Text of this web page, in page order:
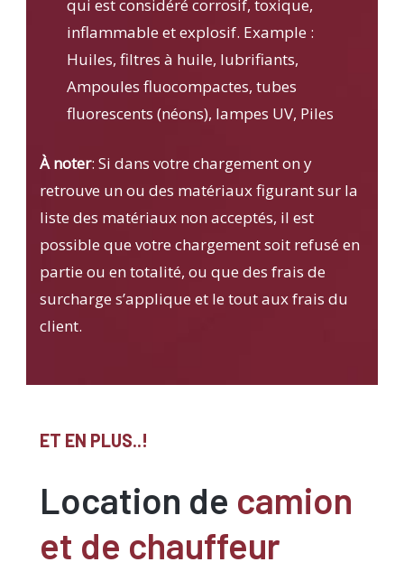
qui est considéré corrosif, toxique,
inflammable et explosif. Example :
Huiles, filtres à huile, lubrifiants,
Ampoules fluocompactes, tubes
fluorescents (néons), lampes UV, Piles
À noter: Si dans votre chargement on y
retrouve un ou des matériaux figurant sur la
liste des matériaux non acceptés, il est
possible que votre chargement soit refusé en
partie ou en totalité, ou que des frais de
surcharge s’applique et le tout aux frais du
client.
ET EN PLUS..!
Location de camion
et de chauffeur